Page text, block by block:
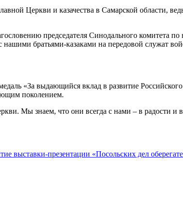
Церкви и казачества в Самарской области,
председателя Синодального комитета
братьями-казаками на передовой служат
«За выдающийся вклад в развитие Российского
поколением.
Мы знаем, что они всегда с нами – в радости и в
выставки-презентации «Посольских дел